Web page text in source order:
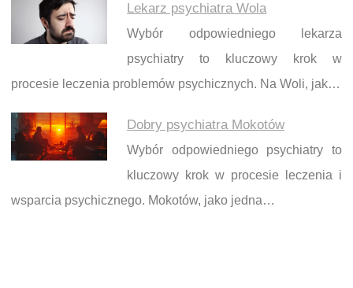
Lekarz psychiatra Wola
Wybór odpowiedniego lekarza
psychiatry to kluczowy krok w
procesie leczenia problemów psychicznych. Na Woli, jak…
Dobry psychiatra Mokotów
Wybór odpowiedniego psychiatry to
kluczowy krok w procesie leczenia i
wsparcia psychicznego. Mokotów, jako jedna…